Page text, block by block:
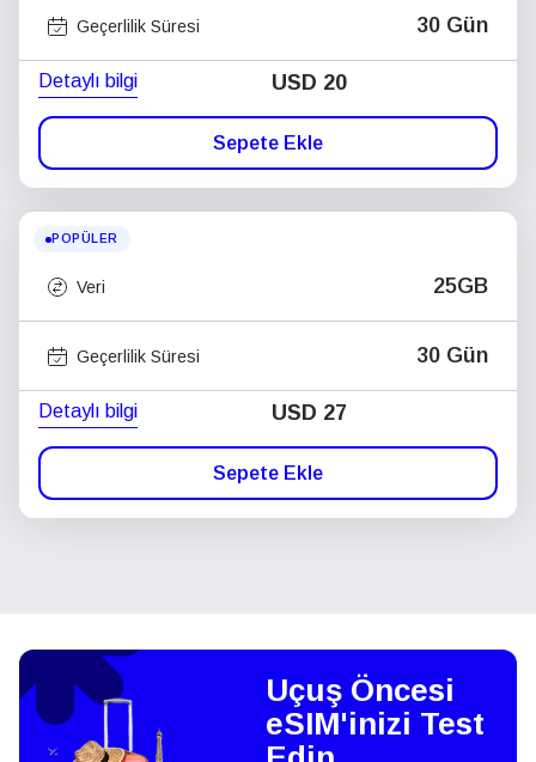
Geçerlilik Süresi 30 Gün
Detaylı bilgi USD 20
Sepete Ekle
POPÜLER
Veri 25GB
Geçerlilik Süresi 30 Gün
Detaylı bilgi USD 27
Sepete Ekle
Uçuş Öncesi
eSIM'inizi Test